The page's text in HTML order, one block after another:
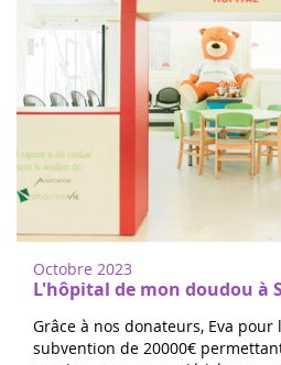
Octobre 2023
L'hôpital de mon doudou à
Grâce à nos donateurs, Eva
subvention de 20000€